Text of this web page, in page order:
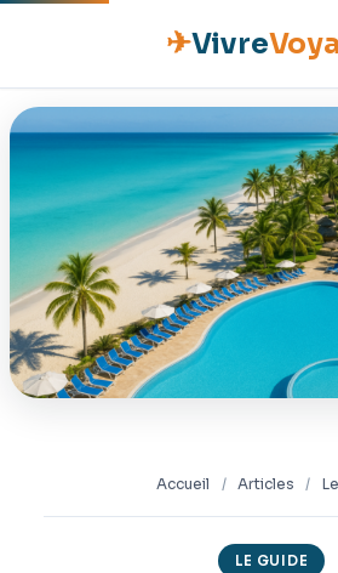
✈Vivre
ACCUEIL
ESCAPADES
NATURE
GASTRONOMIE
CULTURE
Accueil / Articles /
LE GUIDE